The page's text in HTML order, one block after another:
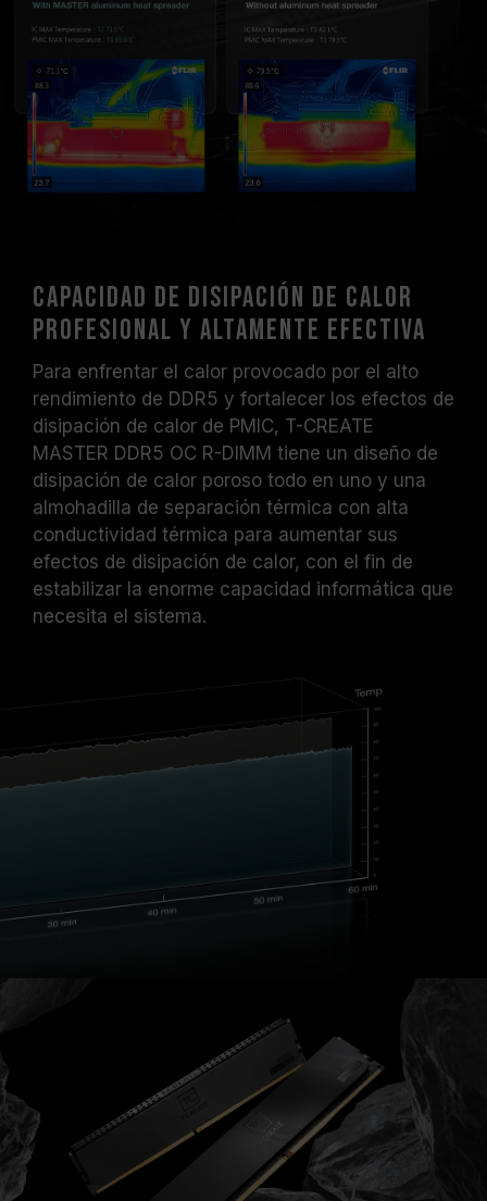
Capacidad de disipación de calor
profesional y altamente efectiva
Para enfrentar el calor provocado por el alto
rendimiento de DDR5 y fortalecer los efectos de
disipación de calor de PMIC, T-CREATE
MASTER DDR5 OC R-DIMM tiene un diseño de
disipación de calor poroso todo en uno y una
almohadilla de separación térmica con alta
conductividad térmica para aumentar sus
efectos de disipación de calor, con el fin de
estabilizar la enorme capacidad informática que
necesita el sistema.